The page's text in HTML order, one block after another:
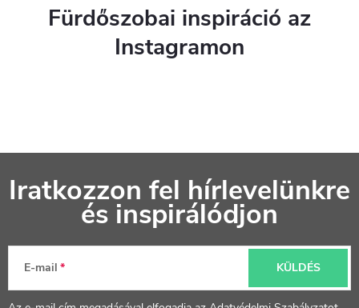
Fürdőszobai inspiráció az
Instagramon
á
é
Iratkozzon fel hírlevelünkre
és inspirálódjon
E-mail KÜLDÉS